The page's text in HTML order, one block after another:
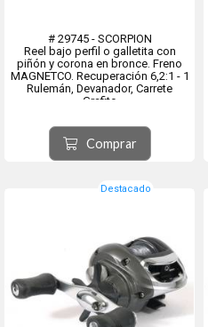
# 29745 - SCORPION
Reel bajo perfil o galletita con
piñón y corona en bronce. Freno
MAGNETCO. Recuperación 6,2:1 - 1
Rulemán, Devanador, Carrete
Grafito
Comprar
Destacado